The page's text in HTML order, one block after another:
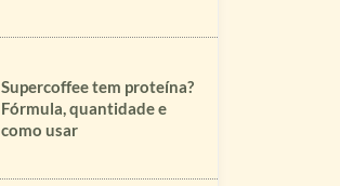
Supercoffee tem proteína?
Fórmula, quantidade e
como usar